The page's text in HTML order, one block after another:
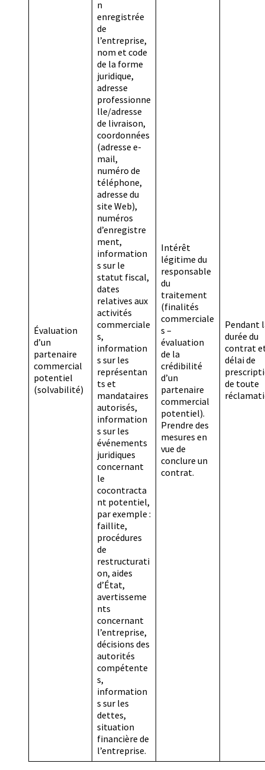
Évaluation
d’un
partenaire
commercial
potentiel
(solvabilité)
n
enregistrée
de
l’entreprise,
nom et code
de la forme
juridique,
adresse
professionne
lle/adresse
de livraison,
coordonnées
(adresse e-
mail,
numéro de
téléphone,
adresse du
site Web),
numéros
d’enregistre
ment,
information
s sur le
statut fiscal,
dates
relatives aux
activités
commerciale
s,
information
s sur les
représentan
ts et
mandataires
autorisés,
information
s sur les
événements
juridiques
concernant
le
cocontracta
nt potentiel,
par exemple :
faillite,
procédures
de
restructurati
on, aides
d’État,
avertisseme
nts
concernant
l’entreprise,
décisions des
autorités
compétente
s,
information
s sur les
dettes,
situation
financière de
l’entreprise.
Intérêt
légitime du
responsable
du
traitement
(finalités
commerciale
s –
évaluation
de la
crédibilité
d’un
partenaire
commercial
potentiel).
Prendre des
mesures en
vue de
conclure un
contrat.
Pendant
durée du
contrat
délai de
de toute